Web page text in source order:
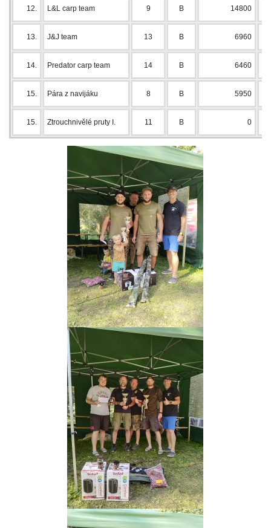
12. L&L carp team 9 B 14800
13. J&J team 13 B 6960
14. Predator carp team 14 B 6460
15. Pára z navijáku 8 B 5950
15. Ztrouchnivělé pruty I. 11 B 0